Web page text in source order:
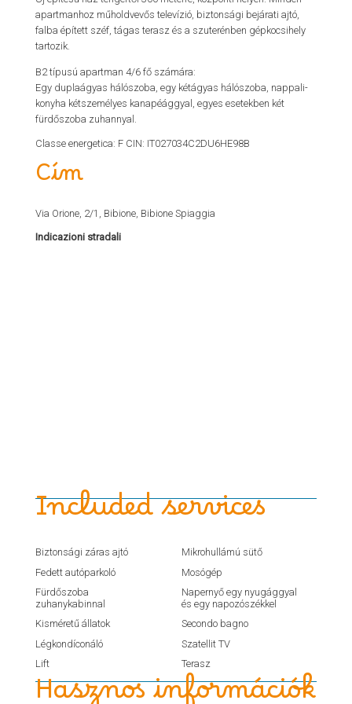
apartmanhoz műholdvevős televízió, biztonsági bejárati ajtó,
falba épített széf, tágas terasz és a szuterénben gépkocsihely
tartozik.
B2 típusú apartman 4/6 fő számára:
Egy duplaágyas hálószoba, egy kétágyas hálószoba, nappali-
konyha kétszemélyes kanapéággyal, egyes esetekben két
fürdőszoba zuhannyal.
Classe energetica: F CIN: IT027034C2DU6HE98B
Cím
Via Orione, 2/1, Bibione, Bibione Spiaggia
Indicazioni stradali
Included services
Biztonsági záras ajtó
Fedett autóparkoló
Fürdőszoba
zuhanykabinnal
Kisméretű állatok
Légkondíconáló
Lift
Mikrohullámú sütő
Mosógép
Napernyő egy nyugággyal
és egy napozószékkel
Secondo bagno
Szatellit TV
Terasz